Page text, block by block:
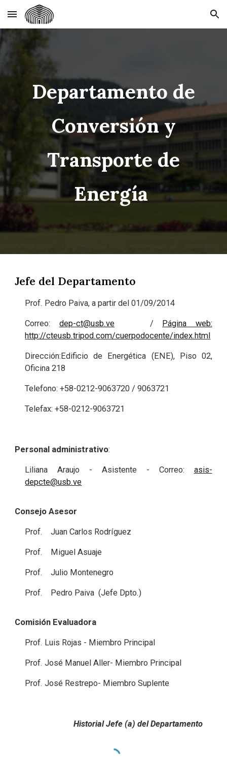
Skip to main content Skip to navigation
Departamento de
Conversión y
Transporte de
Energía
Jefe del Departamento
Prof. Pedro Paiva, a partir del 01/09/2014
Correo: dep-ct@usb.ve/ Página web:
http://cteusb.tripod.com/cuerpodocente/index.html
Dirección:Edificio de Energética (ENE), Piso 02,
Oficina 218
Telefono: +58-0212-9063720 / 9063721
Telefax: +58-0212-9063721
Personal administrativo:
Liliana Araujo - Asistente - Correo: asis-
depcte@usb.ve
Consejo Asesor
Prof. Juan Carlos Rodríguez
Prof. Miguel Asuaje
Prof. Julio Montenegro
Prof. Pedro Paiva (Jefe Dpto.)
Comisión Evaluadora
Prof. Luis Rojas - Miembro Principal
Prof. José Manuel Aller- Miembro Principal
Prof. José Restrepo- Miembro Suplente
Historial Jefe (a) del Departamento